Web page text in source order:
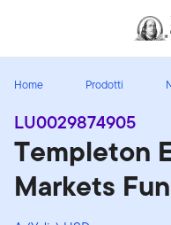
Header menu toggle
Home Prodotti
LU0029874905
Templeton
Markets